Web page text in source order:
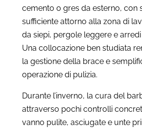
cemento o gres da esterno, con
sufficiente attorno alla zona di
da siepi, pergole leggere e
Una collocazione ben studiata
la gestione della brace e
operazione di pulizia.
Durante l’inverno, la cura del
attraverso pochi controlli
vanno pulite, asciugate e unte